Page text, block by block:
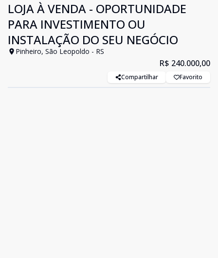
LOJA À VENDA - OPORTUNIDADE
PARA INVESTIMENTO OU
INSTALAÇÃO DO SEU NEGÓCIO
Pinheiro, São Leopoldo - RS
R$ 240.000,00
Compartilhar Favorito